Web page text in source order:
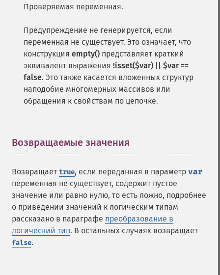
Проверяемая переменная.
Предупреждение не генерируется, если
переменная не существует. Это означает, что
конструкция empty() представляет краткий
эквивалент выражения !isset($var) || $var ==
false. Это также касается вложенных структур
наподобие многомерных массивов или
обращения к свойствам по цепочке.
Возвращаемые значения
Возвращает true, если переданная в параметр var
переменная не существует, содержит пустое
значение или равно нулю, то есть ложно, подробнее
о приведении значений к логическим типам
рассказано в параграфе преобразование в
логический тип. В остальных случаях возвращает
false.